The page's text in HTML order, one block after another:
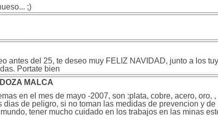
;)
antes del 25, te deseo muy FELIZ NAVIDAD, junto a los
Portate bien
MALCA
en el mes de mayo -2007, son :plata, cobre, acero, oro, ,
de peligro, si no toman las medidas de prevencion y de
tener mucho cuidado en los trabajos en las minas